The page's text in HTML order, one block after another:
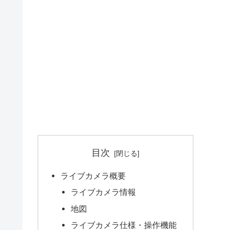
目次
ライブカメラ概要
ライブカメラ情報
地図
ライブカメラ仕様・操作機能